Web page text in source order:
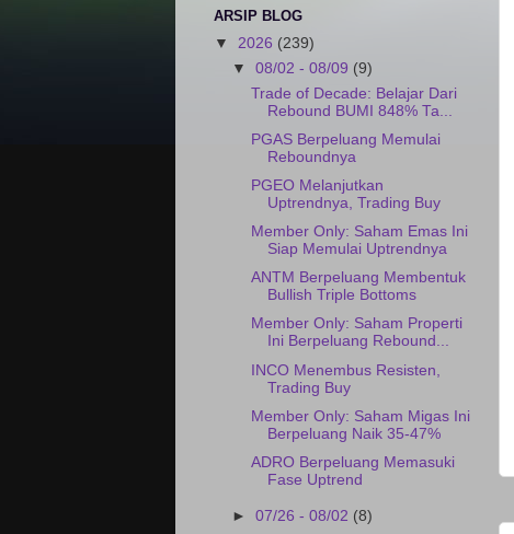
ARSIP BLOG
▼ 2026 (239)
▼08/02 - 08/09 (9)
Trade of Decade: Belajar Dari
Rebound BUMI 848% Ta...
PGAS Berpeluang Memulai
Reboundnya
PGEO Melanjutkan
Uptrendnya, Trading Buy
Member Only: Saham Emas Ini
Siap Memulai Uptrendnya
ANTM Berpeluang Membentuk
Bullish Triple Bottoms
Member Only: Saham Properti
Ini Berpeluang Rebound...
INCO Menembus Resisten,
Trading Buy
Member Only: Saham Migas Ini
Berpeluang Naik 35-47%
ADRO Berpeluang Memasuki
Fase Uptrend
►07/26 - 08/02 (8)